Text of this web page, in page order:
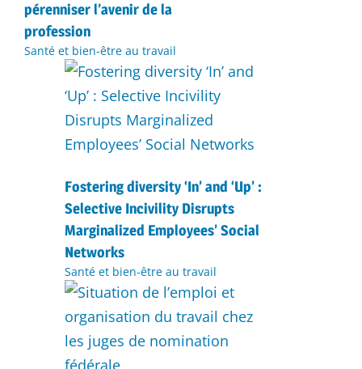
pérenniser l’avenir de la
profession
Santé et bien-être au travail
Fostering diversity ‘In’ and ‘Up’ :
Selective Incivility Disrupts
Marginalized Employees’ Social
Networks
Santé et bien-être au travail